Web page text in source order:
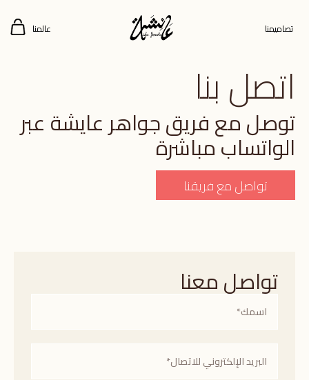
تصاميمنا عالمنا
اتصل بنا
توصل مع فريق جواهر عايشة عبر
الواتساب مباشرة
تواصل مع فريقنا
تواصل معنا